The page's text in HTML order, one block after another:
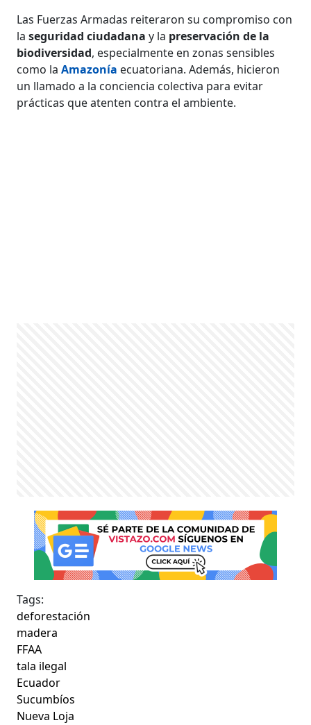
Las Fuerzas Armadas reiteraron su compromiso con
laseguridad ciudadana y la preservación de la
biodiversidad, especialmente en zonas sensibles
como laAmazonía ecuatoriana. Además, hicieron
un llamado a la conciencia colectiva para evitar
prácticas que atenten contra el ambiente.
Tags:
deforestación
madera
FFAA
tala ilegal
Ecuador
Sucumbíos
Nueva Loja